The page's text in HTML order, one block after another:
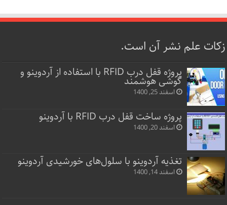
زکات علم نشر آن است.
پروژه قفل‌ درب RFID با استفاده از آردوینو و
گوشی هوشمند
اسفند 25, 1400
پروژه ساخت قفل‌ درب RFID با آردوینو
اسفند 20, 1400
تغذیه آردوینو با سلول‌های خورشیدی آردوینو
اسفند 14, 1400